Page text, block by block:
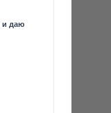
и даю